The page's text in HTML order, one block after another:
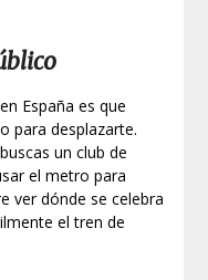
España es que
para desplazarte.
un club de
el metro para
ver dónde se celebra
el tren de